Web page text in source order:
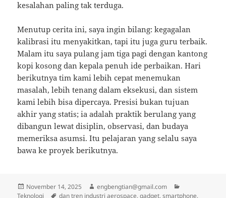
kesalahan paling tak terduga.
Menutup cerita ini, saya ingin bilang: kegagalan
kalibrasi itu menyakitkan, tapi itu juga guru terbaik.
Malam itu saya pulang jam tiga pagi dengan kantong
kopi kosong dan kepala penuh ide perbaikan. Hari
berikutnya tim kami lebih cepat menemukan
masalah, lebih tenang dalam eksekusi, dan sistem
kami lebih bisa dipercaya. Presisi bukan tujuan
akhir yang statis; ia adalah praktik berulang yang
dibangun lewat disiplin, observasi, dan budaya
memeriksa asumsi. Itu pelajaran yang selalu saya
bawa ke proyek berikutnya.
Posted
on
November 14, 2025 Author
engbengtian@gmail.com
Teknologi
Tags
dan tren industri aerospace,gadget,smartphone,